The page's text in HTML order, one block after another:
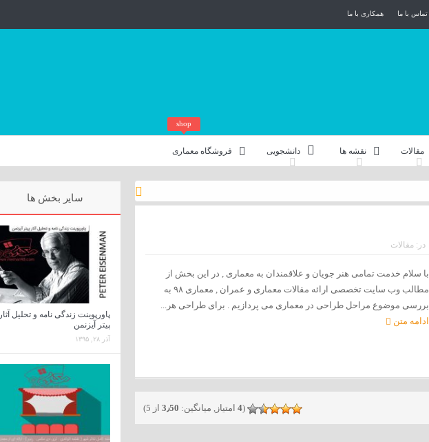
تماس با ما همکاری با ما
مقالات نقشه ها دانشجویی فروشگاه معماری
shop
در:مقالات
با سلام خدمت تمامی هنر جویان و علاقمندان به معماری , در این بخش از
مطالب وب سایت تخصصی ارائه مقالات معماری و عمران , معماری ۹۸ به
بررسی موضوع مراحل طراحی در معماری می پردازیم . برای طراحی هر...
ادامه متن
(
4 امتیاز, میانگین: 3٫50 از 5)
سایر بخش ها
پاورپوینت زندگی نامه و تحلیل آثار
پیتر آیزنمن
آذر ۲۸, ۱۳۹۵